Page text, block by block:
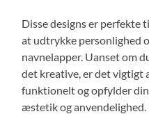
Disse designs er perfekte
at udtrykke personlighed
navnelapper. Uanset om
det kreative, er det vigtigt
funktionelt og opfylder
æstetik og anvendelighed.